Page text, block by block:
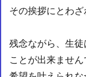
その挨拶にとわざ
残念ながら、生
ことが出来ません